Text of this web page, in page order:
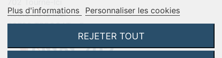
Route de la mer
29720 TREOGAT - France
Plus d'informations
Personnaliser les cookies
REJETER TOUT